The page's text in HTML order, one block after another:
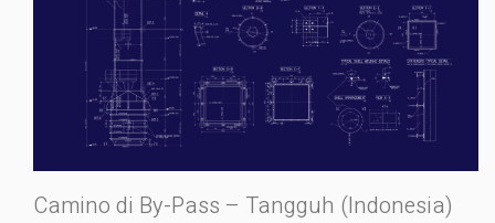
Camino di By-Pass – Tangguh (Indonesia)